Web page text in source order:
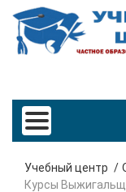
Учебный центр
Курсы